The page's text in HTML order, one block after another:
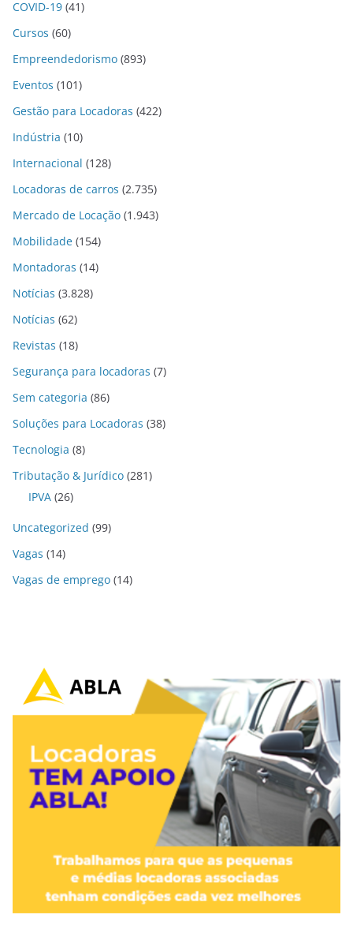
COVID-19 (41)
Cursos (60)
Empreendedorismo (893)
Eventos (101)
Gestão para Locadoras (422)
Indústria (10)
Internacional (128)
Locadoras de carros (2.735)
Mercado de Locação (1.943)
Mobilidade (154)
Montadoras (14)
Notícias (3.828)
Notícias (62)
Revistas (18)
Segurança para locadoras (7)
Sem categoria (86)
Soluções para Locadoras (38)
Tecnologia (8)
Tributação & Jurídico (281)
IPVA (26)
Uncategorized (99)
Vagas (14)
Vagas de emprego (14)